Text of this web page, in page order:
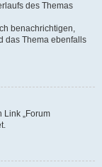
des Themas
benachrichtigen,
das Thema ebenfalls
Link „Forum